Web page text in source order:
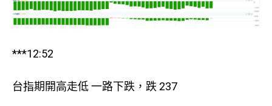
***12:52
台指期開高走低 一路下跌，跌 237